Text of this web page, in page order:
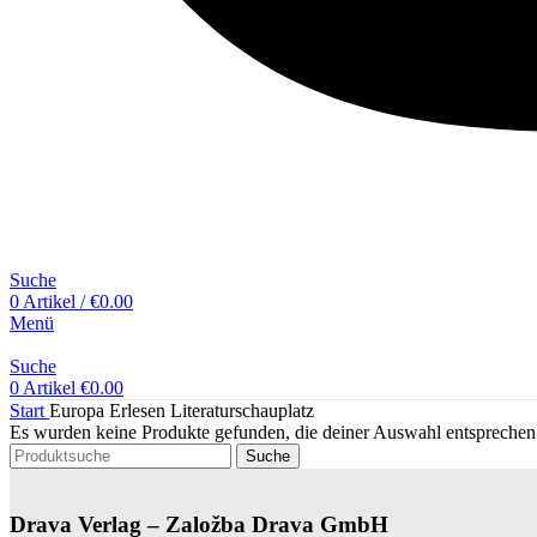
Suche
0 Artikel / €0.00
Menü
Suche
0 Artikel €0.00
Start Europa Erlesen Literaturschauplatz
Es wurden keine Produkte gefunden, die deiner Auswahl
Suche
Drava Verlag – Založba Drava GmbH